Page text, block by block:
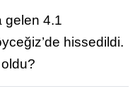
gelen 4.1
hissedildi.